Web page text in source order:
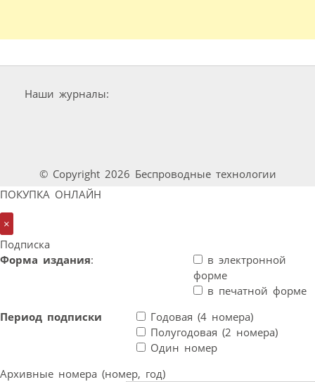
Наши журналы:
© Copyright 2026 Беспроводные технологии
ПОКУПКА ОНЛАЙН
×
Подписка
Форма издания:
в электронной
форме
в печатной форме
Период подписки
Годовая (4 номера)
Полугодовая (2 номера)
Один номер
Архивные номера (номер, год)